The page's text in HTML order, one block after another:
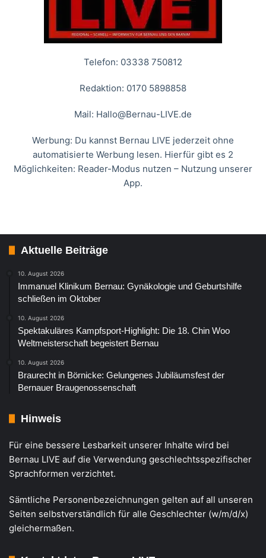
Telefon: 03338 750812
Redaktion: 0170 5898858
Mail: Hallo@Bernau-LIVE.de
Werbung: Du kannst Bernau LIVE jederzeit ohne
automatisierte Werbung lesen. Hierfür gibt es 2
Möglichkeiten: Reader-Modus nutzen – Nutzung unserer
App.
Aktuelle Beiträge
10. August 2026
Immanuel Klinikum Bernau: Gynäkologie und Geburtshilfe
schließen im Oktober
10. August 2026
Spektakuläres Kampfsport-Highlight: Die 18. Chin Woo
Weltmeisterschaft begeistert Bernau
10. August 2026
Braurecht in Börnicke: Gelungenes Jubiläumsfest der
Bernauer Braugenossenschaft
Hinweis
Für eine bessere Lesbarkeit unserer Inhalte wird bei
Bernau LIVE auf die Verwendung geschlechtsspezifischer
Sprachformen verzichtet.
Sämtliche Personenbezeichnungen gelten auf all unseren
Seiten selbstverständlich für alle Geschlechter (w/m/d/x)
gleichermaßen.